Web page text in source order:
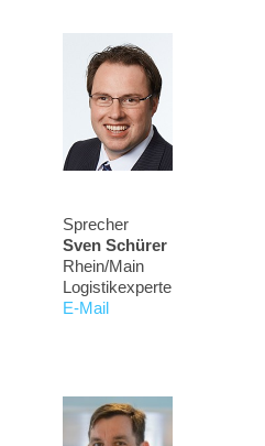
Sprecher
Sven Schürer
Rhein/Main
Logistikexperte
E-Mail